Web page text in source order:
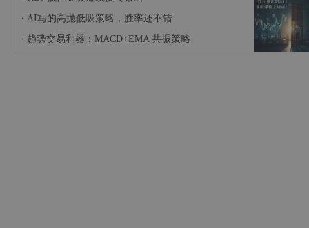
· AI写的高抛低吸策略，胜率还不错
· 趋势交易利器：MACD+EMA 共振策略